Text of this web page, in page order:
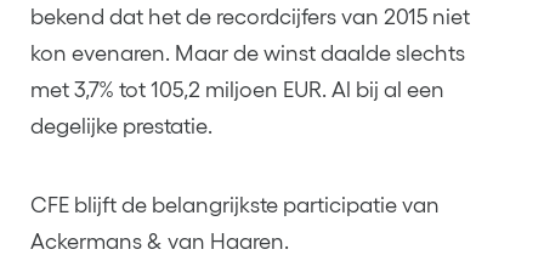
bekend dat het de recordcijfers van 2015 niet
kon evenaren. Maar de winst daalde slechts
met 3,7% tot 105,2 miljoen EUR. Al bij al een
degelijke prestatie.
CFE blijft de belangrijkste participatie van
Ackermans & van Haaren.